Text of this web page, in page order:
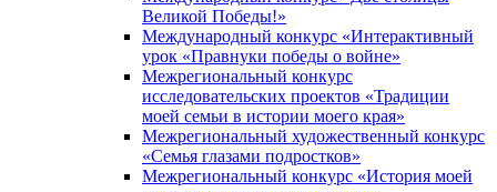
Великой Победы!»
Международный конкурс «Интерактивный
урок «Правнуки победы о войне»
Межрегиональный конкурс
исследовательских проектов «Традиции
моей семьи в истории моего края»
Межрегиональный художественный конкурс
«Семья глазами подростков»
Межрегиональный конкурс «История моей